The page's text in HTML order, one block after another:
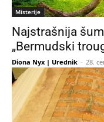
Misterije
Najstrašnija
„Bermudski
Diona Nyx | Urednik - 28.